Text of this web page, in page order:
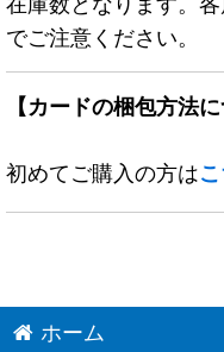
でご注意ください。
【カードの梱包方法に
初めてご購入の方は
ホーム